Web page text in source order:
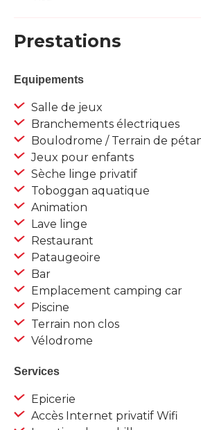
Prestations
Equipements
Salle de jeux
Branchements électriques
Boulodrome / Terrain de
Jeux pour enfants
Sèche linge privatif
Toboggan aquatique
Animation
Lave linge
Restaurant
Pataugeoire
Bar
Emplacement camping car
Piscine
Terrain non clos
Vélodrome
Services
Epicerie
Accès Internet privatif Wifi